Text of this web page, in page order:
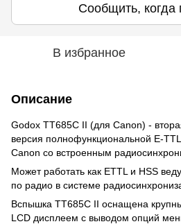
Сообщить, когда
В избранное
Описание
Godox TT685C II (для Canon) -
версия полнофункциональной E-
Canon со встроенным
Может работать как ETTL и HSS
по радио в системе
Вспышка TT685C II оснащена
LCD дисплеем с выводом опций